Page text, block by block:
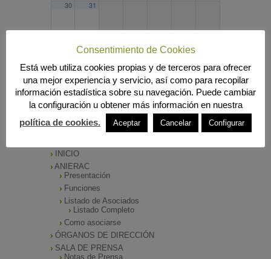
30 31
2025 JUL SEP 2027
Búsqueda
INICIO
ANIERAC
Presentación
Funciones
Listado de Asociados
Listado Completo
Como asociarse
ÓRGANOS DE DIRECCIÓN
SALA DE PRENSA
Notas de Prensa
Consentimiento de Cookies
Está web utiliza cookies propias y de terceros para ofrecer
una mejor experiencia y servicio, así como para recopilar
información estadística sobre su navegación. Puede cambiar
la configuración u obtener más información en nuestra
política de cookies.
Aceptar Cancelar Configurar